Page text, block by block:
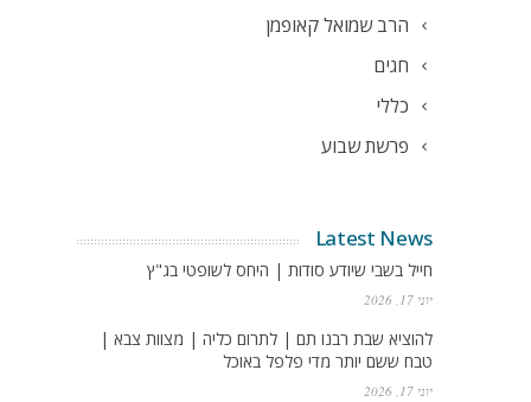
הרב שמואל קאופמן
חגים
כללי
פרשת שבוע
Latest News
חייל בשבי שיודע סודות | היחס לשופטי בג"ץ
יוני 17, 2026
להוציא שבת רבנו תם | לתרום כליה | מצוות צבא |
טבח ששם יותר מדי פלפל באוכל
יוני 17, 2026